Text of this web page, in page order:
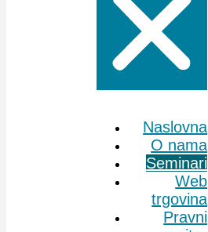
Naslovna
O nama
Seminari
Web
trgovina
Pravni